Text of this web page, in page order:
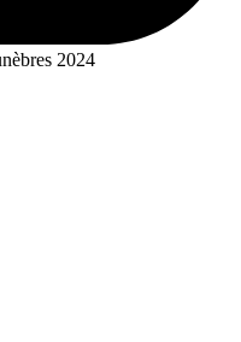
2024